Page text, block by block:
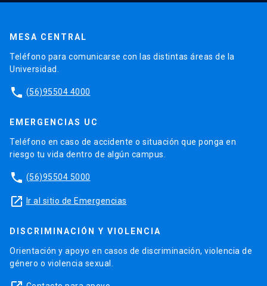
MESA CENTRAL
Teléfono para comunicarse con las distintas áreas de la
Universidad.
phone (56)95504 4000
EMERGENCIAS UC
Teléfono en caso de accidente o situación que ponga en
riesgo tu vida dentro de algún campus.
phone (56)95504 5000
launch Ir al sitio de Emergencias
DISCRIMINACIÓN Y VIOLENCIA
Orientación y apoyo en casos de discriminación, violencia de
género o violencia sexual.